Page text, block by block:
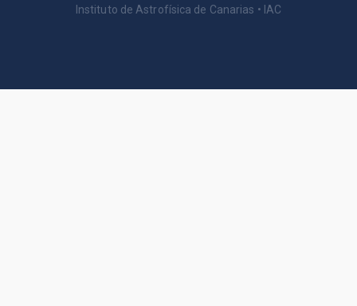
Instituto de Astrofísica de Canarias • IAC